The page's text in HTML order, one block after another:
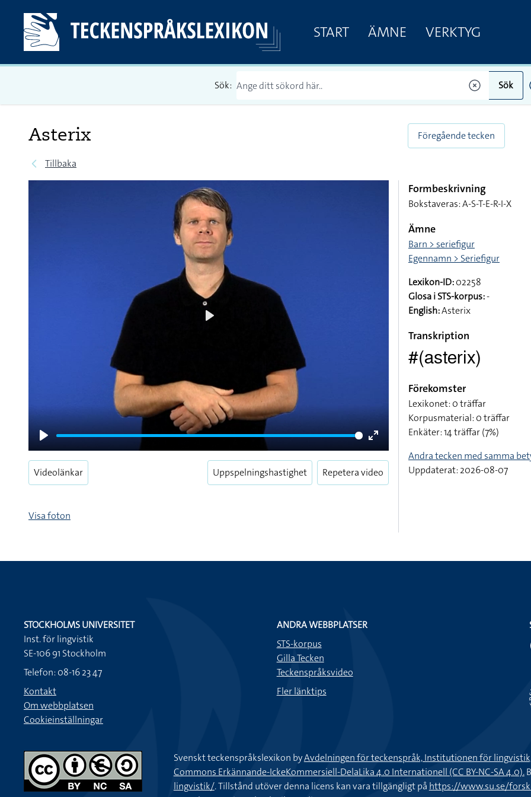
START ÄMNE VERKTYG
Sök: Sök
Asterix
Tillbaka
Föregående tecken
Play
Enter
fullscreen
Videolänkar Uppspelningshastighet Repetera video
Visa foton
Formbeskrivning
Bokstaveras: A-S-T-E-R-I-X
Ämne
Barn > seriefigur
Egennamn > Seriefigur
Lexikon-ID:02258
Glosa i STS-korpus:-
English:Asterix
Transkription
#(asterix)
Förekomster
Lexikonet: 0 träffar
Korpusmaterial: 0 träffar
Enkäter: 14 träffar (7%)
Andra tecken med samma
Uppdaterat: 2026-08-07
STOCKHOLMS UNIVERSITET
Inst. för lingvistik
SE-106 91 Stockholm
Telefon: 08-16 23 47
Kontakt
Om webbplatsen
Cookieinställningar
ANDRA WEBBPLATSER
STS-korpus
Gilla Tecken
Teckenspråksvideo
Fler länktips
Svenskt teckenspråkslexikon byAvdelningen för teckenspråk, Institutionen för
Commons Erkännande-IckeKommersiell-DelaLika 4.0 Internationell (CC BY-NC-SA 4.0).
lingvistik/. Tillstånd utöver denna licens kan vara tillgängligt på https://www.su.se/